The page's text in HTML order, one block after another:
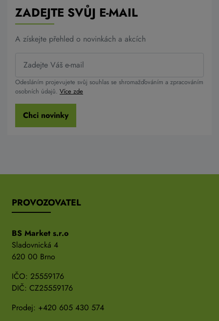
ZADEJTE SVŮJ E-MAIL
A získejte přehled o novinkách a akcích
Odesláním projevujete svůj souhlas se shromažďováním a zpracováním
osobních údajů. Více zde
Chci novinky
PROVOZOVATEL
BS Market s.r.o
Sladovnická 4
620 00 Brno
IČO: 25559176
DIČ: CZ25559176
Prodej: +420 605 430 574